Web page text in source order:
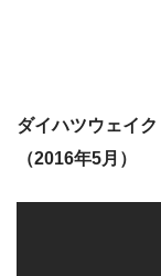
ダイハツウェイ
（2016年5月）